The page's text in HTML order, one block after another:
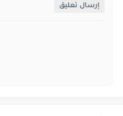
إرسال تعليق